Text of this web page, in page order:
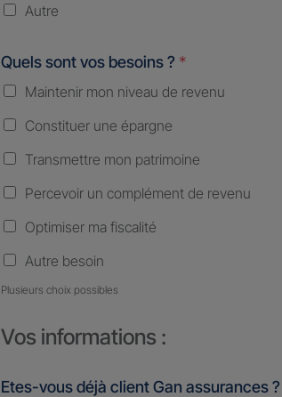
Autre
Quels sont vos besoins ? *
Maintenir mon niveau de revenu
Constituer une épargne
Transmettre mon patrimoine
Percevoir un complément de revenu
Optimiser ma fiscalité
Autre besoin
Plusieurs choix possibles
Vos informations :
Etes-vous déjà client Gan assurances ?